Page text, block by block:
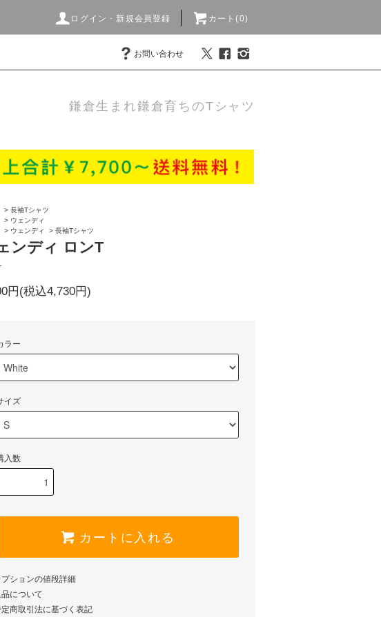
ログイン・新規会員登録 カート(0)
お問い合わせ
鎌倉生まれ鎌倉育ちのTシャツ
> 長袖Tシャツ
> ウェンディ
> ウェンディ > 長袖Tシャツ
ンディ ロンT
円(税込4,730円)
ラー
イズ
入数
カートに入れる
プションの値段詳細
について
商取引法に基づく表記